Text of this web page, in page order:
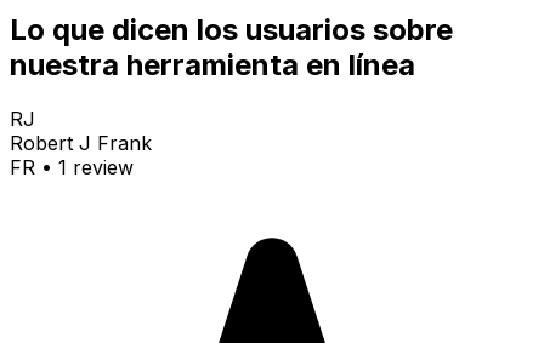
Lo que dicen los usuarios sobre
nuestra herramienta en línea
RJ
Robert J Frank
FR • 1 review